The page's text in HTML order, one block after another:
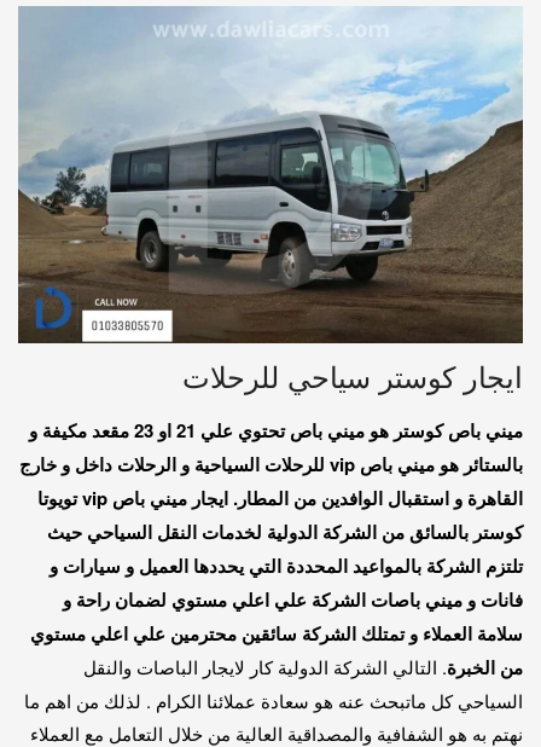
ايجار كوستر سياحي للرحلات
ميني باص كوستر هو ميني باص تحتوي علي 21 او 23 مقعد مكيفة و
بالستائر هو ميني باص vip للرحلات السياحية و الرحلات داخل و خارج
القاهرة و استقبال الوافدين من المطار. ايجار ميني باص vip تويوتا
كوستر بالسائق من الشركة الدولية لخدمات النقل السياحي حيث
تلتزم الشركة بالمواعيد المحددة التي يحددها العميل و سيارات و
فانات و ميني باصات الشركة علي اعلي مستوي لضمان راحة و
سلامة العملاء و تمتلك الشركة سائقين محترمين علي اعلي مستوي
من الخبرة. التالي الشركة الدولية كار لايجار الباصات والنقل
السياحي كل ماتبحث عنه هو سعادة عملائنا الكرام . لذلك من اهم ما
نهتم به هو الشفافية والمصداقية العالية من خلال التعامل مع العملاء